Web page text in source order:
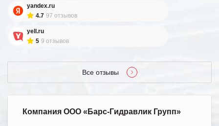
yandex.ru
4.7 97 отзывов
yell.ru
5 9 отзывов
Все отзывы
Компания ООО «Барс-Гидравлик Групп»